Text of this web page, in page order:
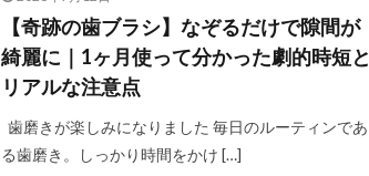
【奇跡の歯ブラシ】なぞるだけで隙間が
綺麗に｜1ヶ月使って分かった劇的時短と
リアルな注意点
歯磨きが楽しみになりました 毎日のルーティンであ
る歯磨き。しっかり時間をかけ […]